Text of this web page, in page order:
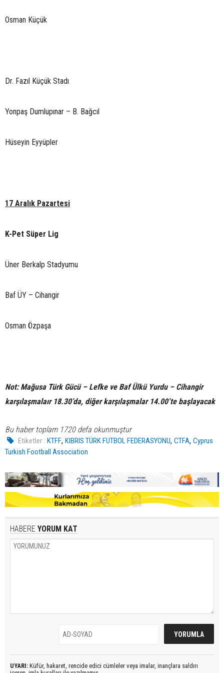
Osman Küçük
Dr. Fazıl Küçük Stadı
Yonpaş Dumlupınar – B. Bağcıl
Hüseyin Eyyüpler
17 Aralık Pazartesi
K-Pet Süper Lig
Üner Berkalp Stadyumu
Baf ÜY – Cihangir
Osman Özpaşa
Not: Mağusa Türk Gücü – Lefke ve Baf Ülkü Yurdu – Cihangir
karşılaşmalaır 18.30’da, diğer karşılaşmalar 14.00’te başlayacak
Bu haber toplam 1720 defa okunmuştur
Etiketler : KTFF,KIBRIS TÜRK FUTBOL FEDERASYONU,CTFA,Cyprus
Turkish Football Association
HABERE YORUM KAT
UYARI: Küfür, hakaret, rencide edici cümleler veya imalar, inançlara saldırı